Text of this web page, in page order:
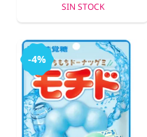
SIN STOCK
-4%